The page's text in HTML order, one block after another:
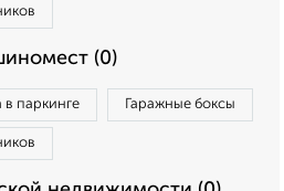
(0)
паркинге Гаражные боксы